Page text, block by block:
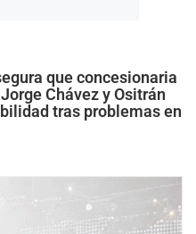
que concesionaria
Chávez y Ositrán
tras problemas en